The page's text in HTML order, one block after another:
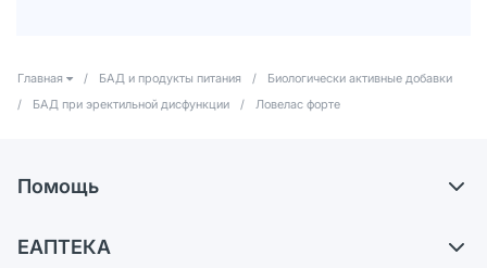
Главная / БАД и продукты питания /
Биологически активные добавки
/
БАД при эректильной дисфункции / Ловелас форте
Помощь
Обмен и возврат
ЕАПТЕКА